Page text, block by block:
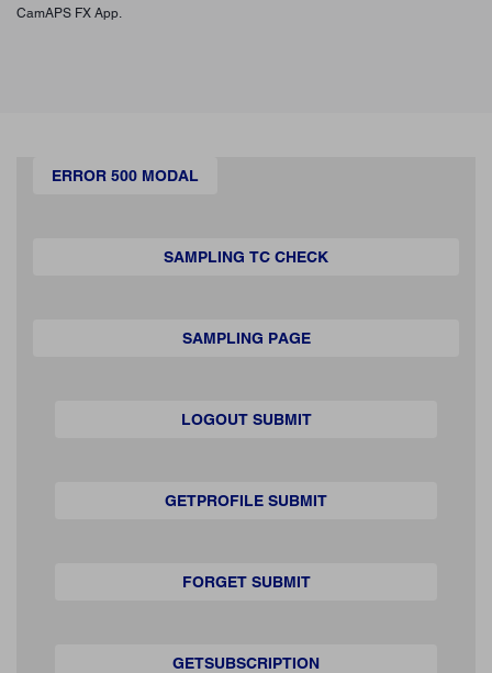
CamAPS FX App.
ERROR 500 MODAL
SAMPLING TC CHECK
SAMPLING PAGE
LOGOUT SUBMIT
GETPROFILE SUBMIT
FORGET SUBMIT
GETSUBSCRIPTION